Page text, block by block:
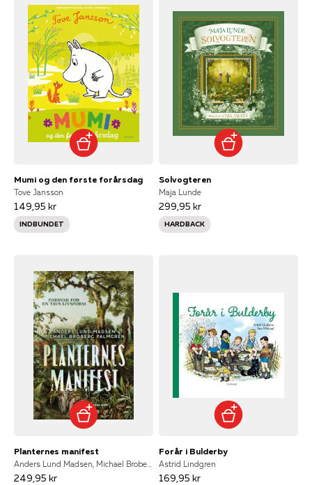
Mumi og den første forårsdag
Tove Jansson
149,95 kr
INDBUNDET
Solvogteren
Maja Lunde
299,95 kr
HARDBACK
Planternes manifest
249,95 kr
Forår i Bulderby
Astrid Lindgren
169,95 kr